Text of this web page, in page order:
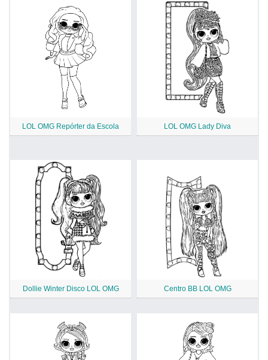
LOL OMG Repórter da Escola LOL OMG Lady Diva
Dollie Winter Disco LOL OMG Centro BB LOL OMG